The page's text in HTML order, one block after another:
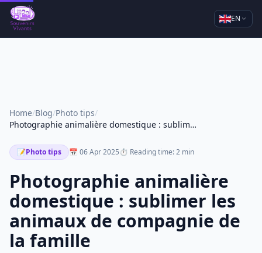
EN
Home/Blog/Photo tips/
Photographie animalière domestique : sublimer les animaux de compagnie de la famille
📝Photo tips 📅 06 Apr 2025⏱ Reading time: 2 min
Photographie animalière
domestique : sublimer les
animaux de compagnie de
la famille